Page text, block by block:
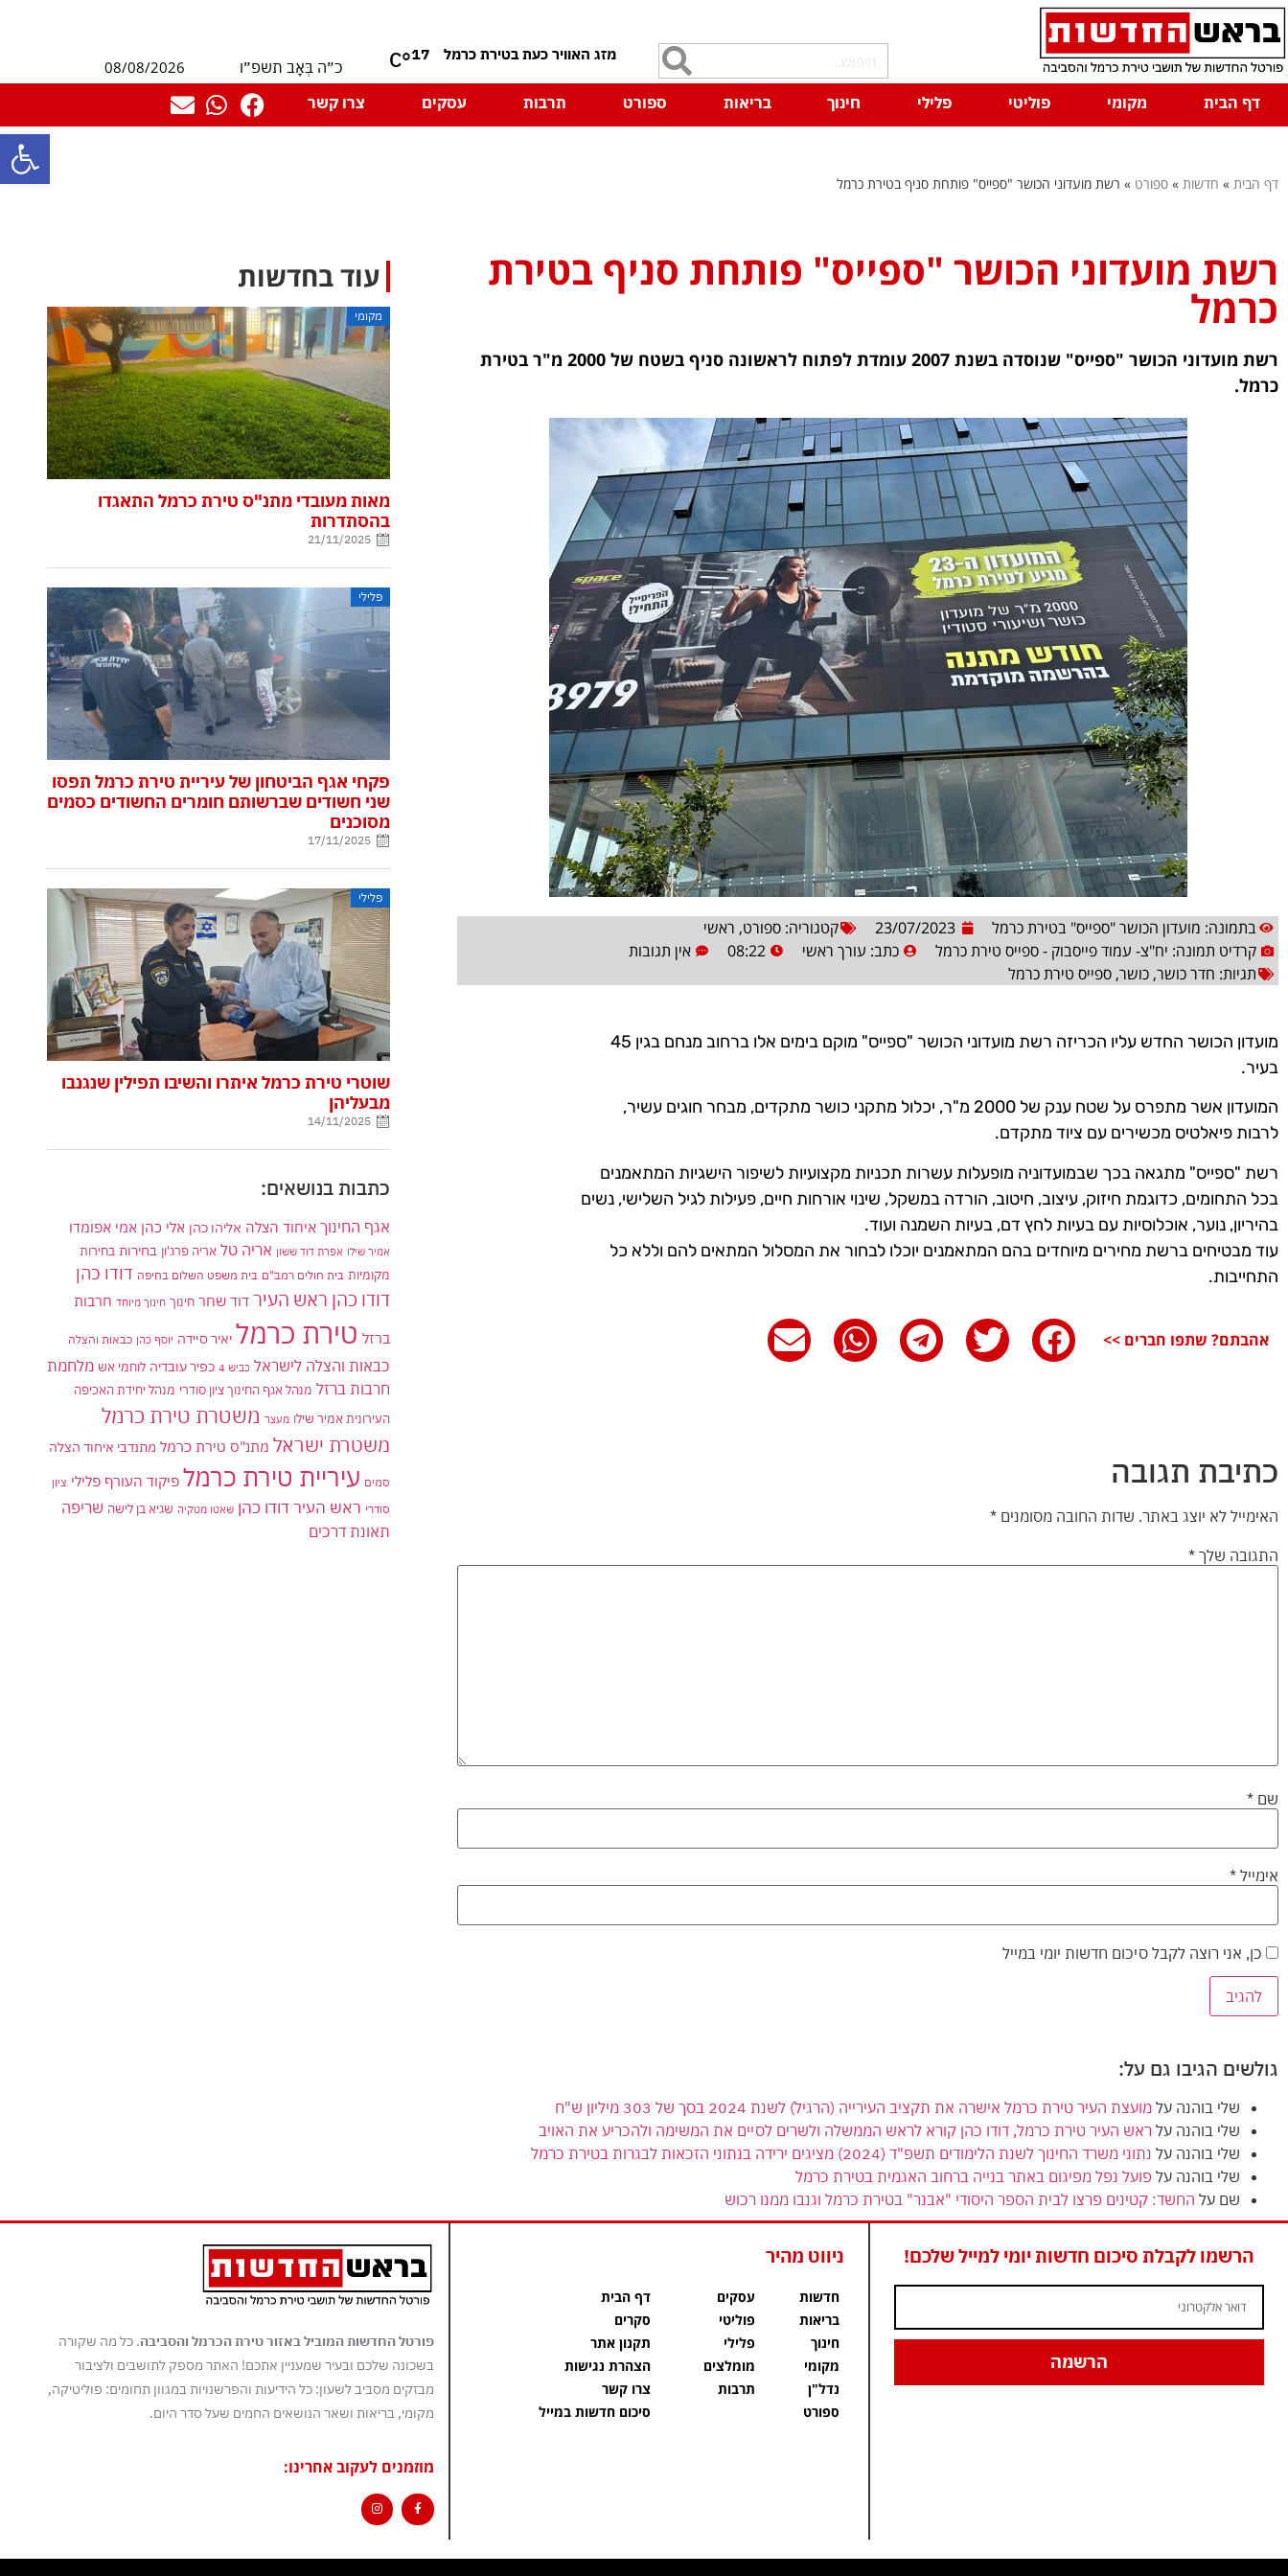
פתח
17
°C כ״ה בְּאָב תשפ״ו
08/08/2026
דף הבית
מקומי פוליטי פלילי חינוך בריאות ספורט תרבות עסקים צרו קשר
דף הבית » חדשות » ספורט » רשת מועדוני הכושר "ספייס" פותחת סניף בטירת כרמל
רשת מועדוני הכושר "ספייס" פותחת סניף בטירת
כרמל
רשת מועדוני הכושר "ספייס" שנוסדה בשנת 2007 עומדת לפתוח לראשונה סניף בשטח של 2000 מ"ר בטירת
כרמל.
בתמונה: מועדון הכושר "ספייס" בטירת כרמל 23/07/2023 קטגוריה: ספורט, ראשי
קרדיט תמונה: יח"צ- עמוד פייסבוק - ספייס טירת כרמל
כתב: עורך ראשי 08:22
אין תגובות
תגיות: חדר כושר, כושר, ספייס טירת כרמל
מועדון הכושר החדש עליו הכריזה רשת מועדוני הכושר "ספייס" מוקם בימים אלו ברחוב מנחם בגין 45
בעיר.
המועדון אשר מתפרס על שטח ענק של 2000 מ"ר, יכלול מתקני כושר מתקדים, מבחר חוגים עשיר,
לרבות פיאלטיס מכשירים עם ציוד מתקדם.
רשת "ספייס" מתגאה בכך שבמועדוניה מופעלות עשרות תכניות מקצועיות לשיפור הישגיות המתאמנים
בכל התחומים, כדוגמת חיזוק, עיצוב, חיטוב, הורדה במשקל, שינוי אורחות חיים, פעילות לגיל השלישי, נשים
בהיריון, נוער, אוכלוסיות עם בעיות לחץ דם, בעיות השמנה ועוד.
עוד מבטיחים ברשת מחירים מיוחדים בהם המתאמנים יוכלו לבחור את המסלול המתאים להם וללא כל
התחייבות.
אהבתם? שתפו חברים >>
כתיבת תגובה
האימייל לא יוצג באתר. שדות החובה מסומנים *
התגובה שלך *
שם *
אימייל *
כן, אני רוצה לקבל סיכום חדשות יומי במייל
גולשים הגיבו גם על:
שלי בוהנה על מועצת העיר טירת כרמל אישרה את תקציב העירייה (הרגיל) לשנת 2024 בסך של 303 מיליון ש"ח
שלי בוהנה על ראש העיר טירת כרמל, דודו כהן קורא לראש הממשלה ולשרים לסיים את המשימה ולהכריע את האויב
שלי בוהנה על נתוני משרד החינוך לשנת הלימודים תשפ"ד (2024) מציגים ירידה בנתוני הזכאות לבגרות בטירת כרמל
שלי בוהנה על פועל נפל מפיגום באתר בנייה ברחוב האגמית בטירת כרמל
שם על החשד: קטינים פרצו לבית הספר היסודי "אבנר" בטירת כרמל וגנבו ממנו רכוש
עוד בחדשות
מקומי
מאות מעובדי מתנ"ס טירת כרמל התאגדו
בהסתדרות
21/11/2025
פלילי
פקחי אגף הביטחון של עיריית טירת כרמל תפסו
שני חשודים שברשותם חומרים החשודים כסמים
מסוכנים
17/11/2025
פלילי
שוטרי טירת כרמל איתרו והשיבו תפילין שנגנבו
מבעליהן
14/11/2025
כתבות בנושאים:
אגף החינוך איחוד הצלה אליהו כהן אלי כהן אמי אפומדו
אמיר שילו אפרת דוד ששון אריה טל אריה פרג'ון בחירות בחירות
מקומיות בית חולים רמב"ם בית משפט השלום בחיפה דודו כהן
דודו כהן ראש העיר דוד שחר חינוך חינוך מיוחד חרבות
ברזל טירת כרמל יאיר סיידה יוסף כהן כבאות והצלה
כבאות והצלה לישראל כביש 4 כפיר עובדיה לוחמי אש מלחמת
חרבות ברזל מנהל אגף החינוך ציון סודרי מנהל יחידת האכיפה
העירונית אמיר שילו מעצר משטרת טירת כרמל
משטרת ישראל מתנ"ס טירת כרמל מתנדבי איחוד הצלה
סמים עיריית טירת כרמל פיקוד העורף פלילי ציון
סודרי ראש העיר דודו כהן שאטו מטקיה שגיא בן לישה שריפה
תאונת דרכים
הרשמו לקבלת סיכום חדשות יומי למייל שלכם!
הרשמה
ניווט מהיר
חדשות
בריאות
חינוך
מקומי
נדל"ן
ספורט
עסקים
פוליטי
פלילי
מומלצים
תרבות
דף הבית
סקרים
תקנון אתר
הצהרת נגישות
צרו קשר
סיכום חדשות במייל
פורטל החדשות המוביל באזור טירת הכרמל והסביבה. כל מה שקורה
בשכונה שלכם ובעיר שמעניין אתכם! האתר מספק לתושבים ולציבור
מבזקים מסביב לשעון: כל הידיעות והפרשנויות במגוון תחומים: פוליטיקה,
מקומי, בריאות ושאר הנושאים החמים שעל סדר היום.
מוזמנים לעקוב אחרינו: